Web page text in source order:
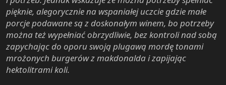
pięknie, alegorycznie na wspaniałej uczcie gdzie małe
porcje podawane są z doskonałym winem, bo potrzeby
można też wypełniać obrzydliwie, bez kontroli nad sobą
zapychając do oporu swoją plugawą mordę tonami
mrożonych burgerów z makdonalda i zapijając
hektolitrami koli.